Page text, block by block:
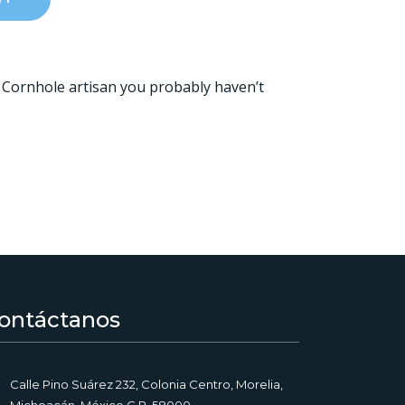
artisan you probably haven’t
Calle Pino Suárez 232, Colonia Centro, Morelia,